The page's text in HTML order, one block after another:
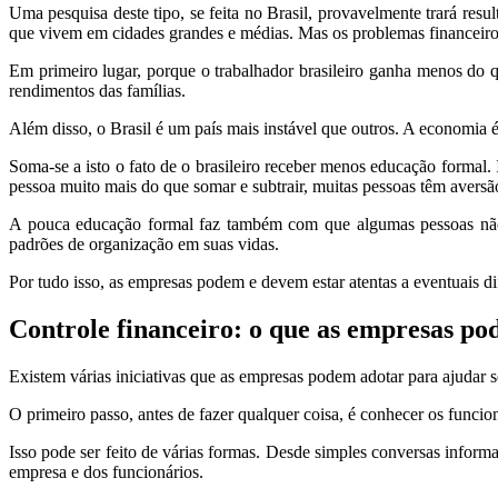
Uma pesquisa deste tipo, se feita no Brasil, provavelmente trará
que vivem em cidades grandes e médias. Mas os problemas
Em primeiro lugar, porque o trabalhador brasileiro ganha menos do
rendimentos das famílias.
Além disso, o Brasil é um país mais instável que outros. A
Soma-se a isto o fato de o brasileiro receber menos educação
pessoa muito mais do que somar e subtrair, muitas pessoas têm
A pouca educação formal faz também com que algumas pessoas
padrões de organização em suas vidas.
Por tudo isso, as empresas podem e devem estar atentas a
Controle financeiro: o que as empresas
Existem várias iniciativas que as empresas podem adotar para
O primeiro passo, antes de fazer qualquer coisa, é conhecer os
Isso pode ser feito de várias formas. Desde simples conversas
empresa e dos funcionários.